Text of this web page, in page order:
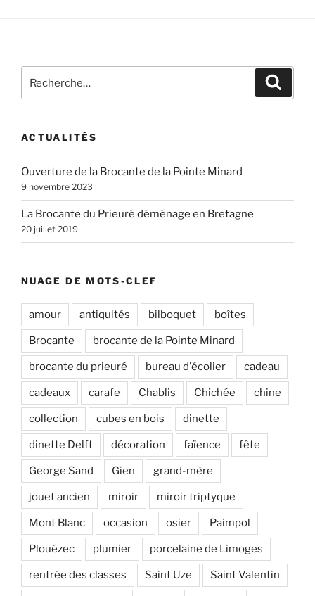
pour
ACTUALITÉS
Ouverture de la Brocante de la Pointe Minard
9 novembre 2023
La Brocante du Prieuré déménage en Bretagne
20 juillet 2019
NUAGE DE MOTS-CLEF
amour antiquités bilboquet boîtes
Brocante brocante de la Pointe Minard
brocante du prieuré bureau d'écolier cadeau
cadeaux carafe Chablis Chichée chine
collection cubes en bois dinette
dinette Delft décoration faïence fête
George Sand Gien grand-mère
jouet ancien miroir miroir triptyque
Mont Blanc occasion osier Paimpol
Plouézec plumier porcelaine de Limoges
rentrée des classes Saint Uze Saint Valentin